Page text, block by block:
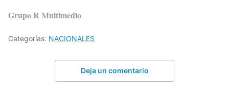
Grupo R Multimedio
Categorías: NACIONALES
Deja un comentario